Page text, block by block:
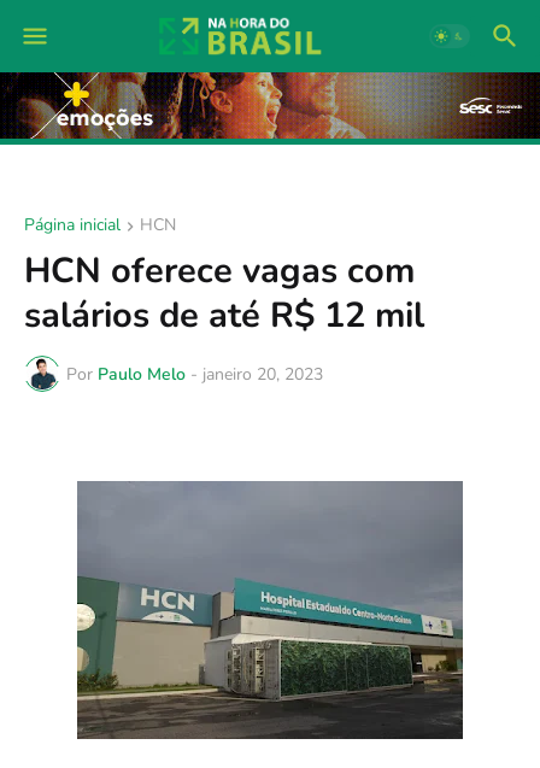
Página inicial HCN
HCN oferece vagas com
salários de até R$ 12 mil
Por Paulo Melo - janeiro 20, 2023